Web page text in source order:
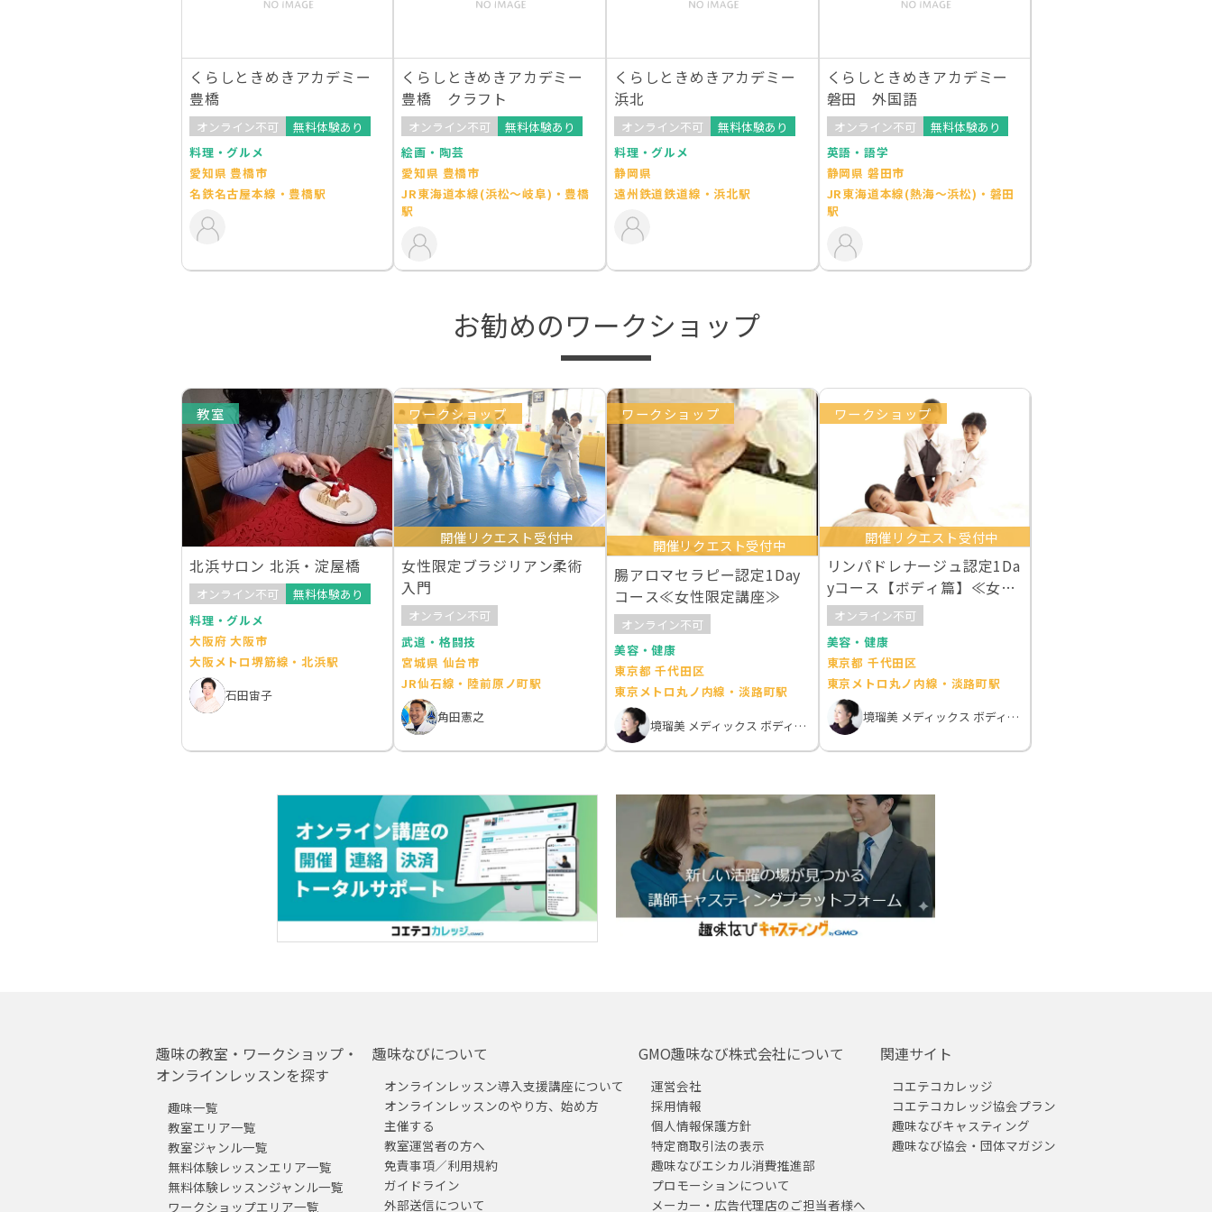
くらしときめきアカデミー
豊橋
オンライン不可
無料体験あり
料理・グルメ
愛知県 豊橋市
名鉄名古屋本線・豊橋駅
くらしときめきアカデミー
豊橋 クラフト
オンライン不可
無料体験あり
絵画・陶芸
愛知県 豊橋市
JR東海道本線(浜松～岐阜)・豊橋
駅
くらしときめきアカデミー
浜北
オンライン不可
無料体験あり
料理・グルメ
静岡県
遠州鉄道鉄道線・浜北駅
くらしときめきアカデミー
磐田 外国語
オンライン不可
無料体験あり
英語・語学
静岡県 磐田市
JR東海道本線(熱海～浜松)・磐田
駅
お勧めのワークショップ
教室
北浜サロン 北浜・淀屋橋
オンライン不可
無料体験あり
料理・グルメ
大阪府 大阪市
大阪メトロ堺筋線・北浜駅
石田宙子
ワークショップ
開催リクエスト受付中
女性限定ブラジリアン柔術
入門
オンライン不可
武道・格闘技
宮城県 仙台市
JR仙石線・陸前原ノ町駅
角田憲之
ワークショップ
開催リクエスト受付中
腸アロマセラピー認定1Day
コース≪女性限定講座≫
オンライン不可
美容・健康
東京都 千代田区
東京メトロ丸ノ内線・淡路町駅
境瑠美 メディックス ボディバランスアカデミー東京御茶ノ水校
ワークショップ
開催リクエスト受付中
リンパドレナージュ認定1Da
yコース【ボディ篇】≪女性
限定講座≫
オンライン不可
美容・健康
東京都 千代田区
東京メトロ丸ノ内線・淡路町駅
境瑠美 メディックス ボディバランスアカデミー東京御茶ノ水校
趣味の教室・ワークショップ・
オンラインレッスンを探す
趣味一覧
教室エリア一覧
教室ジャンル一覧
無料体験レッスンエリア一覧
無料体験レッスンジャンル一覧
ワークショップエリア一覧
趣味なびについて
オンラインレッスン導入支援講座について
オンラインレッスンのやり方、始め方
主催する
教室運営者の方へ
免責事項／利用規約
ガイドライン
外部送信について
GMO趣味なび株式会社について
運営会社
採用情報
個人情報保護方針
特定商取引法の表示
趣味なびエシカル消費推進部
プロモーションについて
メーカー・広告代理店のご担当者様へ
関連サイト
コエテコカレッジ
コエテコカレッジ協会プラン
趣味なびキャスティング
趣味なび協会・団体マガジン